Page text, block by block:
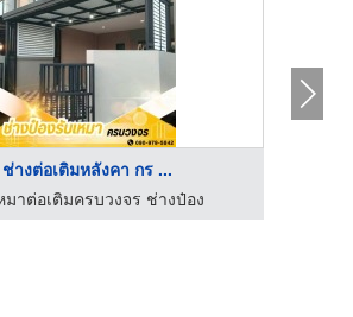
ช่างต่อเติมหลังคา กร ...
มาต่อเติมครบวงจร ช่างป๋อง